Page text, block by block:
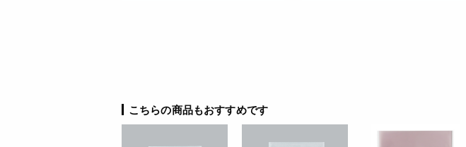
こちらの商品もおすすめです